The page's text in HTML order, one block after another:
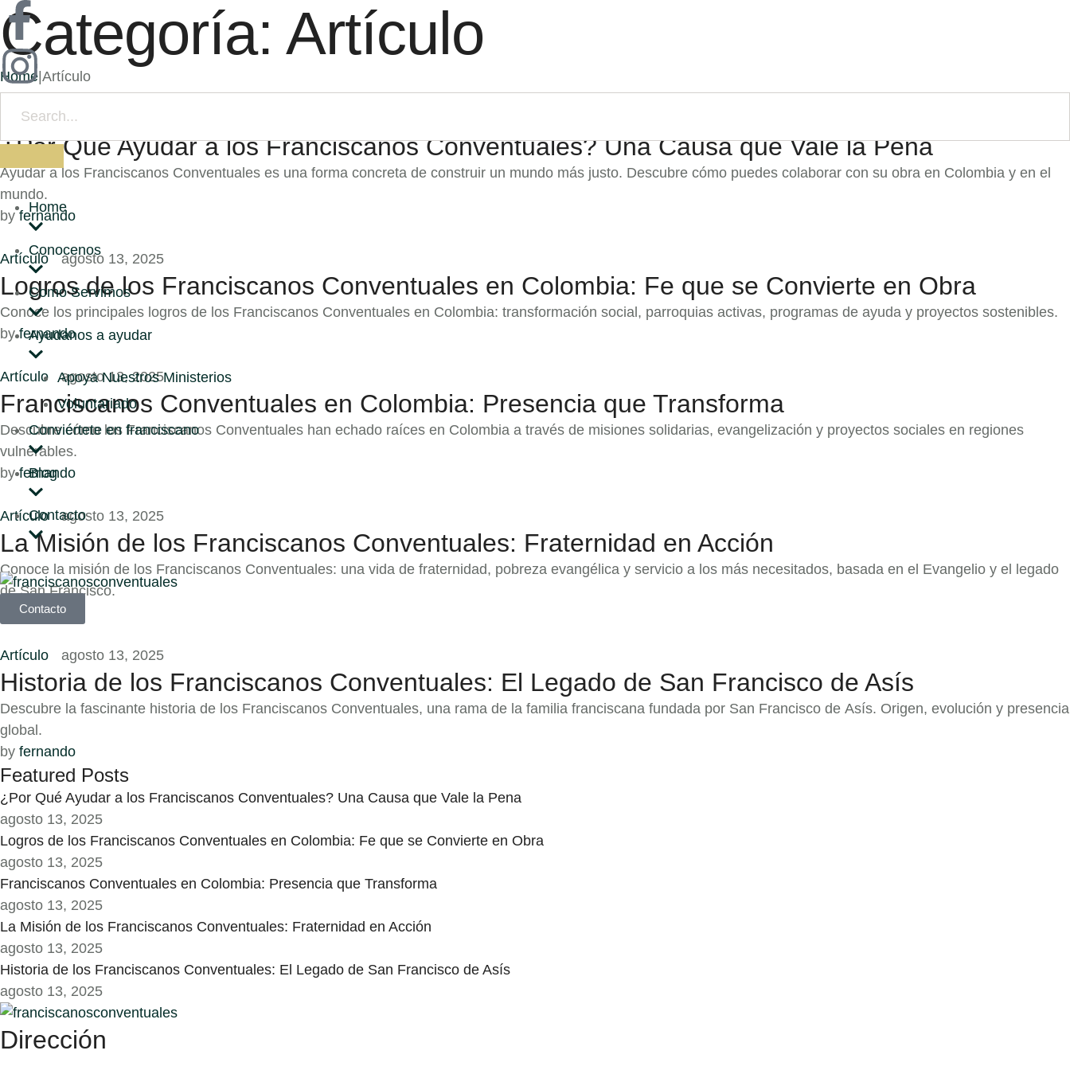
Home
Conocenos
Como Servimos
Ayudanos a ayudar
Apoya Nuestros Ministerios
Voluntariado
Conviértete en franciscano
Blog
Contacto
Contacto
Categoría: Artículo
Home Artículo
Artículo agosto 13, 2025
¿Por Qué Ayudar a los Franciscanos Conventuales? Una Causa que Vale la Pena
Ayudar a los Franciscanos Conventuales es una forma concreta de construir un mundo más justo. Descubre cómo puedes colaborar con su obra en Colombia y en el
mundo.
by fernando
Artículo agosto 13, 2025
Logros de los Franciscanos Conventuales en Colombia: Fe que se Convierte en Obra
Conoce los principales logros de los Franciscanos Conventuales en Colombia: transformación social, parroquias activas, programas de ayuda y proyectos sostenibles.
by fernando
Artículo agosto 13, 2025
Franciscanos Conventuales en Colombia: Presencia que Transforma
Descubre cómo los Franciscanos Conventuales han echado raíces en Colombia a través de misiones solidarias, evangelización y proyectos sociales en regiones
vulnerables.
by fernando
Artículo agosto 13, 2025
La Misión de los Franciscanos Conventuales: Fraternidad en Acción
Conoce la misión de los Franciscanos Conventuales: una vida de fraternidad, pobreza evangélica y servicio a los más necesitados, basada en el Evangelio y el legado
de San Francisco.
fernando
Artículo agosto 13, 2025
Historia de los Franciscanos Conventuales: El Legado de San Francisco de Asís
Descubre la fascinante historia de los Franciscanos Conventuales, una rama de la familia franciscana fundada por San Francisco de Asís. Origen, evolución y presencia
global.
by fernando
Featured Posts
¿Por Qué Ayudar a los Franciscanos Conventuales? Una Causa que Vale la Pena
agosto 13, 2025
Logros de los Franciscanos Conventuales en Colombia: Fe que se Convierte en Obra
agosto 13, 2025
Franciscanos Conventuales en Colombia: Presencia que Transforma
agosto 13, 2025
La Misión de los Franciscanos Conventuales: Fraternidad en Acción
agosto 13, 2025
Historia de los Franciscanos Conventuales: El Legado de San Francisco de Asís
agosto 13, 2025
Dirección